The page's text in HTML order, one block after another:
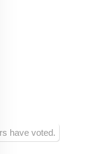
have voted.